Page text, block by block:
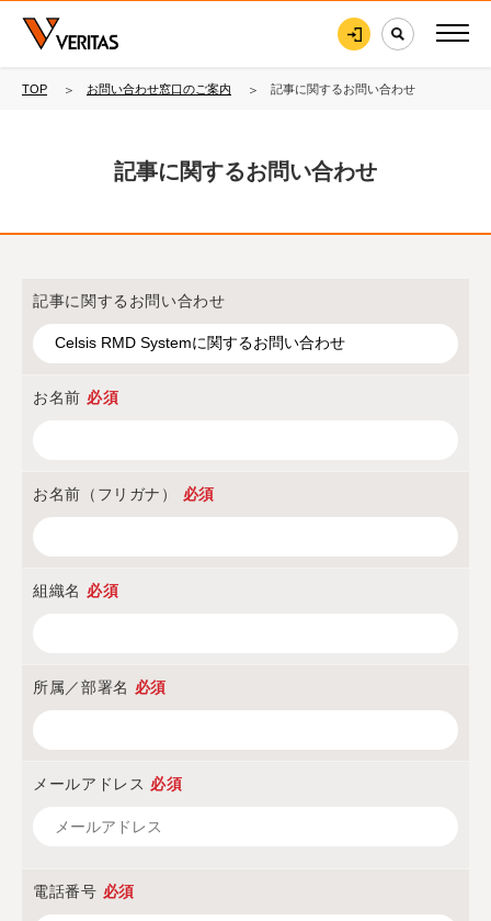
TOP お問い合わせ窓口のご案内 記事に関するお問い合わせ
記事に関するお問い合わせ
記事に関するお問い合わせ
お名前 必須
お名前（フリガナ） 必須
組織名 必須
所属／部署名 必須
メールアドレス 必須
電話番号 必須